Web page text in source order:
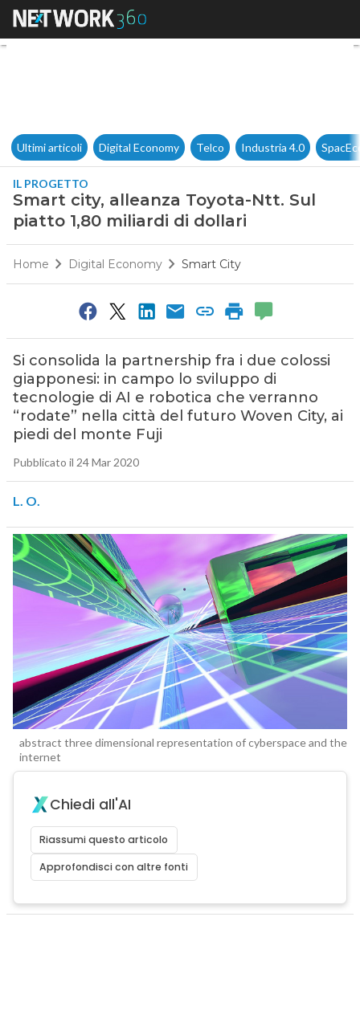
Smart city, alleanza Toyota-
Ultimi articoli Digital Economy Telco Industria 4.0
IL PROGETTO
Smart city, alleanza Toyota-Ntt. Sul
piatto 1,80 miliardi di dollari
Home Digital Economy Smart City
Si consolida la partnership fra i due colossi
giapponesi: in campo lo sviluppo di
tecnologie di AI e robotica che verranno
“rodate” nella città del futuro Woven City, ai
piedi del monte Fuji
Pubblicato il 24 Mar 2020
L. O.
abstract three dimensional representation of cyberspace and the
internet
Chiedi all'AI
Riassumi questo articolo
Approfondisci con altre fonti